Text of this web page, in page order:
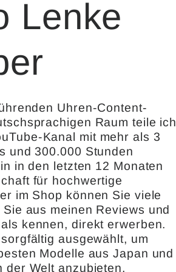
Lenke
Uhren-Content-
Raum teile ich
Kanal mit mehr als 3
und 300.000 Stunden
in den letzten 12 Monaten
für hochwertige
im Shop können Sie viele
aus meinen Reviews und
kennen, direkt erwerben.
ausgewählt, um
Modelle aus Japan und
der Welt anzubieten.